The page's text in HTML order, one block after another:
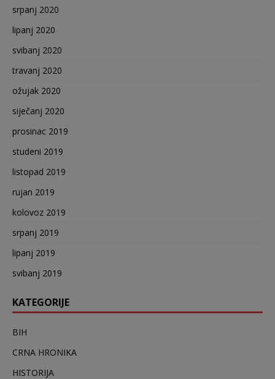
srpanj 2020
lipanj 2020
svibanj 2020
travanj 2020
ožujak 2020
siječanj 2020
prosinac 2019
studeni 2019
listopad 2019
rujan 2019
kolovoz 2019
srpanj 2019
lipanj 2019
svibanj 2019
KATEGORIJE
BIH
CRNA HRONIKA
HISTORIJA